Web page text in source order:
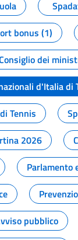
bonus (1)
dei
d'Italia di
Tennis
2026
Parlamento
pubblico